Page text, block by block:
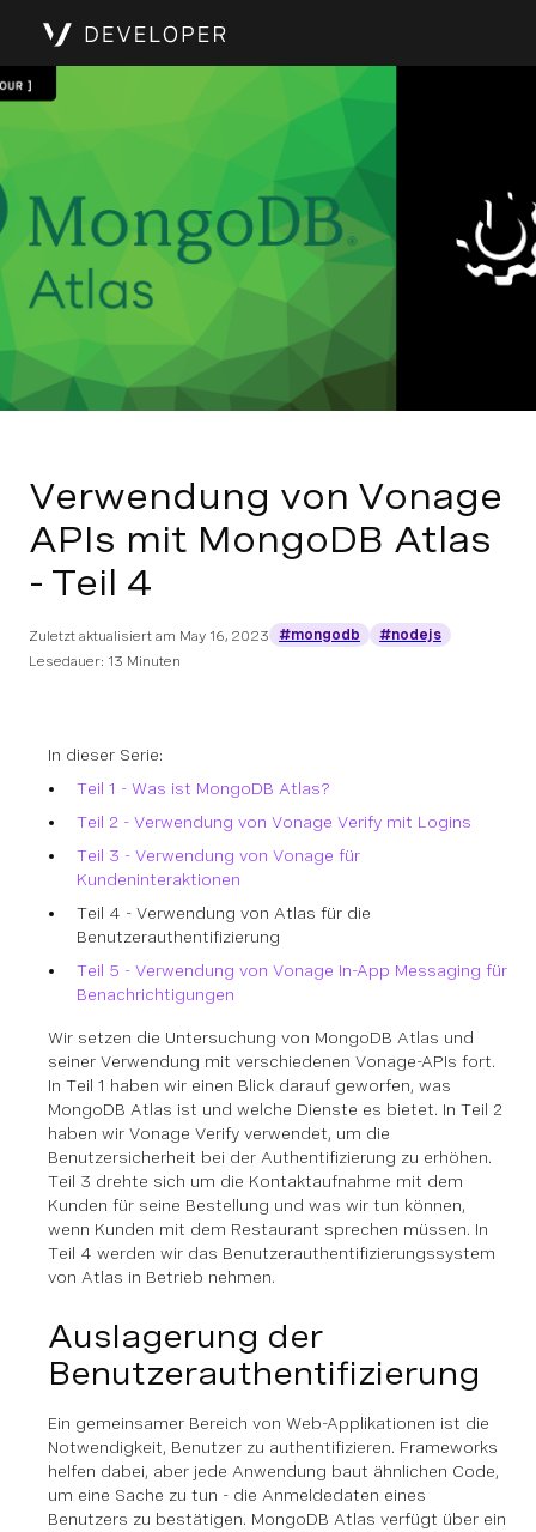
Verwendung von Vonage
APIs mit MongoDB Atlas
- Teil 4
Zuletzt aktualisiert am May 16, 2023 #mongodb
#nodejs
Lesedauer: 13 Minuten
In dieser Serie:
Teil 1 - Was ist MongoDB Atlas?
Teil 2 - Verwendung von Vonage Verify mit Logins
Teil 3 - Verwendung von Vonage für
Kundeninteraktionen
Teil 4 - Verwendung von Atlas für die
Benutzerauthentifizierung
Teil 5 - Verwendung von Vonage In-App Messaging für
Benachrichtigungen
Wir setzen die Untersuchung von MongoDB Atlas und
seiner Verwendung mit verschiedenen Vonage-APIs fort.
In Teil 1 haben wir einen Blick darauf geworfen, was
MongoDB Atlas ist und welche Dienste es bietet. In Teil 2
haben wir Vonage Verify verwendet, um die
Benutzersicherheit bei der Authentifizierung zu erhöhen.
Teil 3 drehte sich um die Kontaktaufnahme mit dem
Kunden für seine Bestellung und was wir tun können,
wenn Kunden mit dem Restaurant sprechen müssen. In
Teil 4 werden wir das Benutzerauthentifizierungssystem
von Atlas in Betrieb nehmen.
Auslagerung der
Benutzerauthentifizierung
Ein gemeinsamer Bereich von Web-Applikationen ist die
Notwendigkeit, Benutzer zu authentifizieren. Frameworks
helfen dabei, aber jede Anwendung baut ähnlichen Code,
um eine Sache zu tun - die Anmeldedaten eines
Benutzers zu bestätigen. MongoDB Atlas verfügt über ein